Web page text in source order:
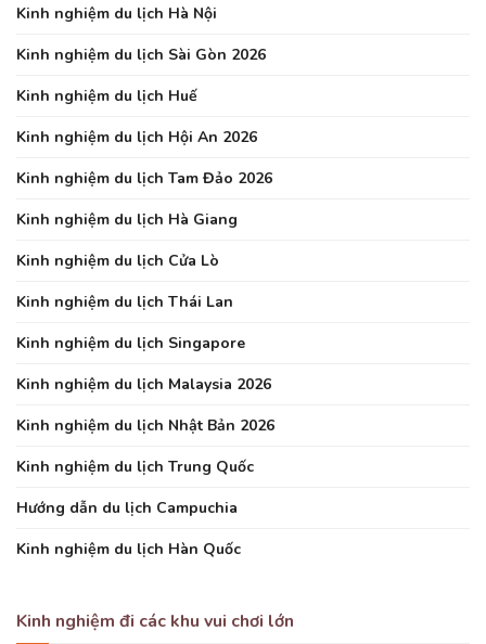
Kinh nghiệm du lịch Hà Nội
Kinh nghiệm du lịch Sài Gòn 2026
Kinh nghiệm du lịch Huế
Kinh nghiệm du lịch Hội An 2026
Kinh nghiệm du lịch Tam Đảo 2026
Kinh nghiệm du lịch Hà Giang
Kinh nghiệm du lịch Cửa Lò
Kinh nghiệm du lịch Thái Lan
Kinh nghiệm du lịch Singapore
Kinh nghiệm du lịch Malaysia 2026
Kinh nghiệm du lịch Nhật Bản 2026
Kinh nghiệm du lịch Trung Quốc
Hướng dẫn du lịch Campuchia
Kinh nghiệm du lịch Hàn Quốc
Kinh nghiệm đi các khu vui chơi lớn